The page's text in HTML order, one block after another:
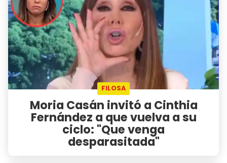
FILOSA
Moria Casán invitó a Cinthia
Fernández a que vuelva a su
ciclo: "Que venga
desparasitada"